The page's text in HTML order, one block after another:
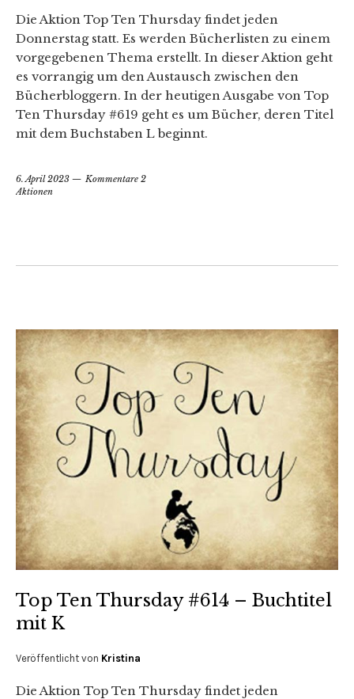
Die Aktion Top Ten Thursday findet jeden
Donnerstag statt. Es werden Bücherlisten zu einem
vorgegebenen Thema erstellt. In dieser Aktion geht
es vorrangig um den Austausch zwischen den
Bücherbloggern. In der heutigen Ausgabe von Top
Ten Thursday #619 geht es um Bücher, deren Titel
mit dem Buchstaben L beginnt.
6. April 2023
Kommentare 2
Aktionen
Top Ten Thursday #614 – Buchtitel
mit K
Veröffentlicht von Kristina
Die Aktion Top Ten Thursday findet jeden